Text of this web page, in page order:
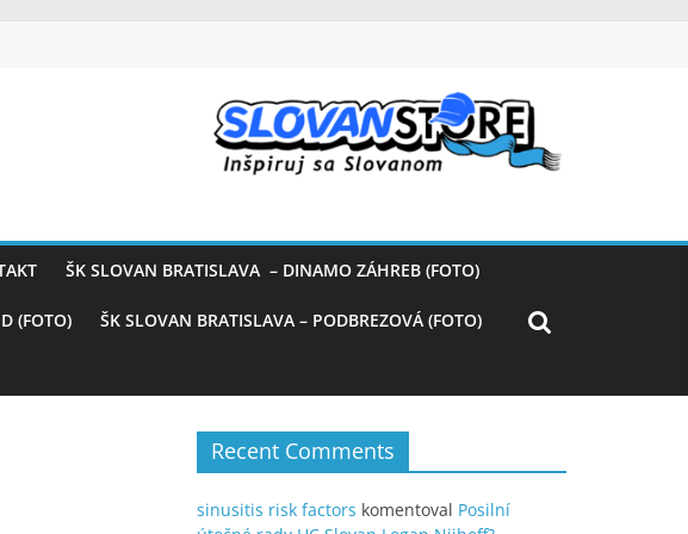
ŠK SLOVAN BRATISLAVA – DINAMO ZÁHREB (FOTO)
(FOTO) ŠK SLOVAN BRATISLAVA – PODBREZOVÁ (FOTO)
Recent Comments
sinusitis risk factors komentoval Posilní